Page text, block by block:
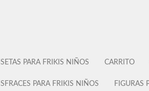
PARA FRIKIS NIÑOS CARRITO
PARA FRIKIS NIÑOS FIGURAS